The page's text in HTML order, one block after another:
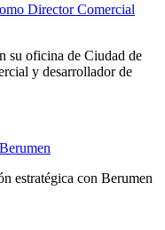
Director Comercial
su oficina de Ciudad de
y desarrollador de
estratégica con Berumen